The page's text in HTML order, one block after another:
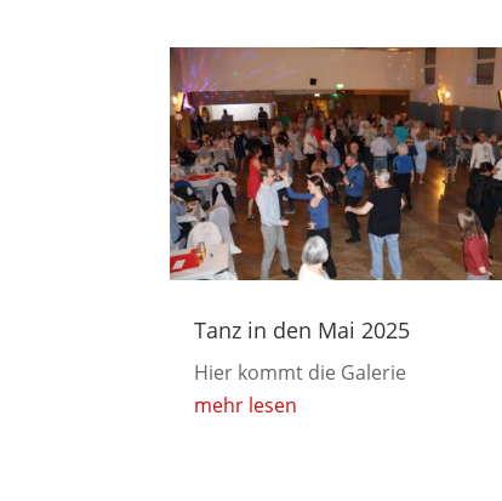
Tanz in den Mai 2025
Hier kommt die Galerie
mehr lesen